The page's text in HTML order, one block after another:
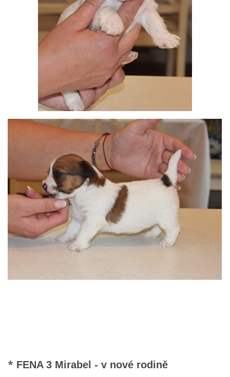
* FENA 3 Mirabel - v nové rodině